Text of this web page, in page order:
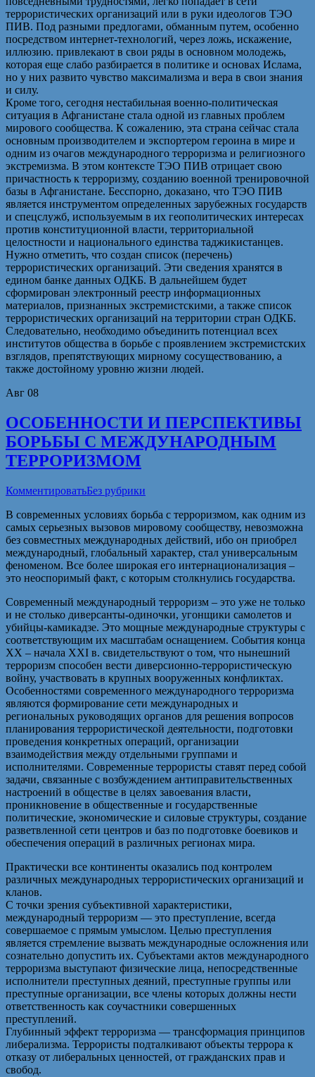
террористических организаций или в руки идеологов ТЭО
ПИВ. Под разными предлогами, обманным путем, особенно
посредством интернет-технологий, через ложь, искажение,
иллюзию. привлекают в свои ряды в основном молодежь,
которая еще слабо разбирается в политике и основах Ислама,
но у них развито чувство максимализма и вера в свои знания
и силу.
Кроме того, сегодня нестабильная военно-политическая
ситуация в Афганистане стала одной из главных проблем
мирового сообщества. К сожалению, эта страна сейчас стала
основным производителем и экспортером героина в мире и
одним из очагов международного терроризма и религиозного
экстремизма. В этом контексте ТЭО ПИВ отрицает свою
причастность к терроризму, созданию военной тренировочной
базы в Афганистане. Бесспорно, доказано, что ТЭО ПИВ
является инструментом определенных зарубежных государств
и спецслужб, используемым в их геополитических интересах
против конституционной власти, территориальной
целостности и национального единства таджикистанцев.
Нужно отметить, что создан список (перечень)
террористических организаций. Эти сведения хранятся в
едином банке данных ОДКБ. В дальнейшем будет
сформирован электронный реестр информационных
материалов, признанных экстремистскими, а также список
террористических организаций на территории стран ОДКБ.
Следовательно, необходимо объединить потенциал всех
институтов общества в борьбе с проявлением экстремистских
взглядов, препятствующих мирному сосуществованию, а
также достойному уровню жизни людей.
Авг 08
ОСОБЕННОСТИ И ПЕРСПЕКТИВЫ
БОРЬБЫ С МЕЖДУНАРОДНЫМ
ТЕРРОРИЗМОМ
КомментироватьБез рубрики
В современных условиях борьба с терроризмом, как одним из
самых серьезных вызовов мировому сообществу, невозможна
без совместных международных действий, ибо он приобрел
международный, глобальный характер, стал универсальным
феноменом. Все более широкая его интернационализация –
это неоспоримый факт, с которым столкнулись государства.
Современный международный терроризм – это уже не только
и не столько диверсанты-одиночки, угонщики самолетов и
убийцы-камикадзе. Это мощные международные структуры с
соответствующим их масштабам оснащением. События конца
XX – начала XXI в. свидетельствуют о том, что нынешний
терроризм способен вести диверсионно-террористическую
войну, участвовать в крупных вооруженных конфликтах.
Особенностями современного международного терроризма
являются формирование сети международных и
региональных руководящих органов для решения вопросов
планирования террористической деятельности, подготовки
проведения конкретных операций, организации
взаимодействия между отдельными группами и
исполнителями. Современные террористы ставят перед собой
задачи, связанные с возбуждением антиправительственных
настроений в обществе в целях завоевания власти,
проникновение в общественные и государственные
политические, экономические и силовые структуры, создание
разветвленной сети центров и баз по подготовке боевиков и
обеспечения операций в различных регионах мира.
Практически все континенты оказались под контролем
различных международных террористических организаций и
кланов.
С точки зрения субъективной характеристики,
международный терроризм — это преступление, всегда
совершаемое с прямым умыслом. Целью преступления
является стремление вызвать международные осложнения или
сознательно допустить их. Субъектами актов международного
терроризма выступают физические лица, непосредственные
исполнители преступных деяний, преступные группы или
преступные организации, все члены которых должны нести
ответственность как соучастники совершенных
преступлений.
Глубинный эффект терроризма — трансформация принципов
либерализма. Террористы подталкивают объекты террора к
отказу от либеральных ценностей, от гражданских прав и
свобод.